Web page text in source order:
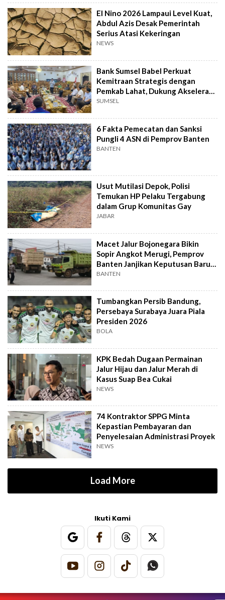
El Nino 2026 Lampaui Level Kuat,
Abdul Azis Desak Pemerintah
Serius Atasi Kekeringan
NEWS
Bank Sumsel Babel Perkuat
Kemitraan Strategis dengan
Pemkab Lahat, Dukung Akselerasi
Ekonomi Daerah
SUMSEL
6 Fakta Pemecatan dan Sanksi
Pungli 4 ASN di Pemprov Banten
BANTEN
Usut Mutilasi Depok, Polisi
Temukan HP Pelaku Tergabung
dalam Grup Komunitas Gay
JABAR
Macet Jalur Bojonegara Bikin
Sopir Angkot Merugi, Pemprov
Banten Janjikan Keputusan Baru 4
Hari Lagi
BANTEN
Tumbangkan Persib Bandung,
Persebaya Surabaya Juara Piala
Presiden 2026
BOLA
KPK Bedah Dugaan Permainan
Jalur Hijau dan Jalur Merah di
Kasus Suap Bea Cukai
NEWS
74 Kontraktor SPPG Minta
Kepastian Pembayaran dan
Penyelesaian Administrasi Proyek
NEWS
Load More
Ikuti Kami